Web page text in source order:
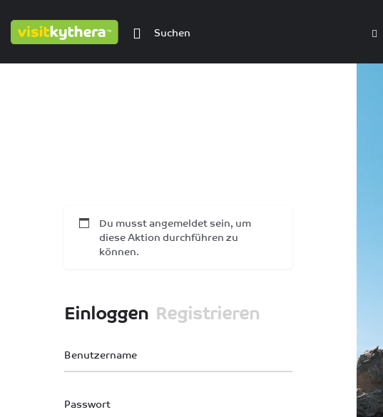
Du musst angemeldet sein, um
diese Aktion durchführen zu
können.
Einloggen Registrieren
Benutzername
Passwort